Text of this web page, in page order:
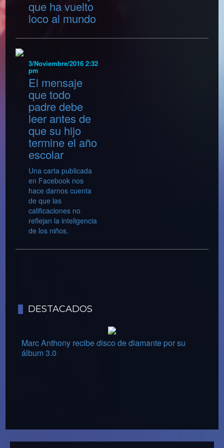
que ha vuelto
loco al mundo
3/Noviembre/2016 2:32
pm
El mensaje
que todo
padre debe
leer antes de
que su hijo
termine el año
escolar
Una carta publicada
en Facebook nos
hace darnos cuenta
de que las
calificaciones no
reflejan la inteligencia
de los niños.
DESTACADOS
Marc Anthony recibe disco de diamante por su
álbum 3.0